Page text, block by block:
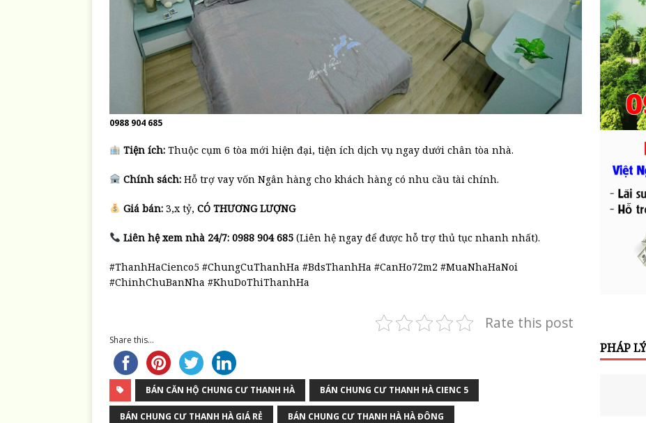
0988 904 685
Tiện ích:Thuộc cụm 6 tòa mới hiện đại, tiện ích dịch vụ ngay dưới chân tòa nhà.
Chính sách:Hỗ trợ vay vốn Ngân hàng cho khách hàng có nhu cầu tài chính.
Giá bán:3,x tỷ, CÓ THƯƠNG LƯỢNG
Liên hệ xem nhà 24/7: 0988 904 685(Liên hệ ngay để được hỗ trợ thủ tục nhanh nhất).
#ThanhHaCienco5 #ChungCuThanhHa #BdsThanhHa #CanHo72m2 #MuaNhaHaNoi
#ChinhChuBanNha #KhuDoThiThanhHa
Rate this post
Share this...
BÁN CĂN HỘ CHUNG CƯ THANH HÀ BÁN CHUNG CƯ THANH HÀ CIENC 5
BÁN CHUNG CƯ THANH HÀ GIÁ RẺ BÁN CHUNG CƯ THANH HÀ HÀ ĐÔNG
PHÁP